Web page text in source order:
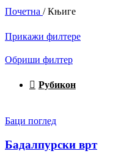
Почетна / Књиге
Прикажи филтере
Обриши филтер
Рубикон
Баци поглед
Бадалпурски врт